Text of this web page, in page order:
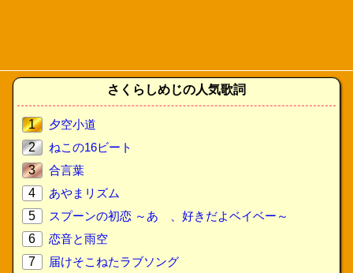
さくらしめじの人気歌詞
1
夕空小道
2
ねこの16ビート
3
合言葉
4
あやまリズム
5
スプーンの初恋 ～あゝ、好きだよベイベー～
6
恋音と雨空
7
届けそこねたラブソング